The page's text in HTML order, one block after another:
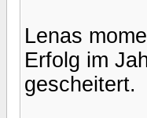
Lenas
Erfolg im
gescheitert.